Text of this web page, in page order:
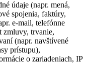
údaje (napr. mená,
spojenia, faktúry,
e-mail, telefónne
zmluvy, trvanie,
(napr. navštívené
prístupu),
o zariadeniach, IP